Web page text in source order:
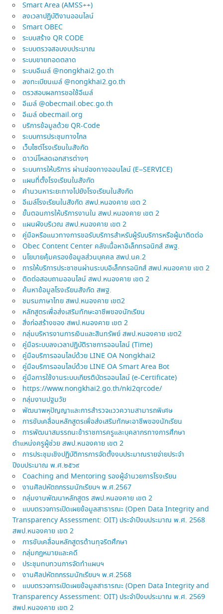
Smart Area (AMSS++)
ลงเวลาปฏิบัติงานออนไลน์
Smart OBEC
ระบบสร้าง QR CODE
ระบบตรวจสอบงบประมาณ
ระบบขายทอดตลาด
ระบบอีเมล์ @nongkhai2.go.th
ลงทะเบียนเมล์ @nongkhai2.go.th
ตรวสอบผลการขอใช้อีเมล์
อีเมล์ @obecmail.obec.go.th
อีเมล์ obecmail.org
บริการข้อมูลด้วย QR-Code
ระบบการประชุมทางไกล
เว็บไซต์โรงเรียนในสังกัด
ดาวน์โหลดเอกสารต่างๆ
ระบบการให้บริการ ผ่านช่องทางออนไลน์ (E–SERVICE)
แผนที่ตั้งโรงเรียนในสังกัด
คำนวนหาระยะทางไปยังโรงเรียนในสังกัด
อีเมล์โรงเรียนในสังกัด สพป.หนองคาย เขต 2
ขั้นตอนการให้บริการงานใน สพป.หนองคาย เขต 2
แผนผังบริเวณ สพป.หนองคาย เขต 2
คู่มือหรือแนวทางการขอรับบริการสำหรับผู้รับบริการหรือผู้มาติดต่อ
Obec Content Center คลังเนื้อหาอิเล็กทรอนิกส์ สพฐ.
นโยบายคุ้มครองข้อมูลส่วนบุคคล สพป.นค.2
การให้บริการประชาชนผ่านระบบอิเล็กทรอนิกส์ สพป.หนองคาย เขต 2
ติดต่อสอบถามออนไลน์ สพป.หนองคาย เขต 2
ค้นหาข้อมูลโรงเรียนสังกัด สพฐ.
ชมรมภาษาไทย สพป.หนองคาย เขต2
หลักสูตรเพื่อส่งเสริมทักษะอาชีพของนักเรียน
สิ่งก่อสร้างของ สพป.หนองคาย เขต 2
กลุ่มบริหารงานการเงินและสินทรัพย์ สพป.หนองคาย เขต2
คู่มือระบบลงเวลาปฏิบัติราชการออนไลน์ (Time)
คู่มือบริการออนไลบ์ด้วย LINE OA Nongkhai2
คู่มือบริการออนไลบ์ด้วย LINE OA Smart Area Bot
คู่มือการใช้งานระบบเกียรติบัตรออนไลน์ (e-Certificate)
https://www.nongkhai2.go.th/nki2qrcode/
กลุ่มงานปฐมวัย
พัฒนาพหุปัญญาและการสำรวจแววความสามารถพิเศษ
การขับเคลื่อนหลักสูตรเพื่อส่งเสริมทักษะอาชีพของนักเรียน
การพัฒนาสมรรถนะข้าราชการครูและบุคลากรทางการศึกษา
ตำแหน่งครูผู้ช่วย สพป.หนองคาย เขต 2
การประชุมเชิงปฏิบัติการการจัดตั้งงบประมาณรายจ่ายประจำ
ปีงบประมาณ พ.ศ.๒๕๖๙
Coaching and Mentoring รองผู้อำนวยการโรงเรียน
งานศิลปหัตถกรรมนักเรียนฯ พ.ศ.2567
กลุ่มงานพัฒนาหลักสูตร สพป.หนองคาย เขต 2
แบบตรวจการเปิดเผยข้อมูลสาธารณะ (Open Data Integrity and
Transparency Assessment: OIT) ประจำปีงบประมาณ พ.ศ. 2568
สพป.หนองคาย เขต 2
การขับเคลื่อนหลักสูตรต้านทุจริตศึกษา
กลุ่มกฎหมายและคดี
ประชุมทบทวนการจัดทำแผนฯ
งานศิลปหัตถกรรมนักเรียนฯ พ.ศ.2568
แบบตรวจการเปิดเผยข้อมูลสาธารณะ (Open Data Integrity and
Transparency Assessment: OIT) ประจำปีงบประมาณ พ.ศ. 2569
สพป.หนองคาย เขต 2